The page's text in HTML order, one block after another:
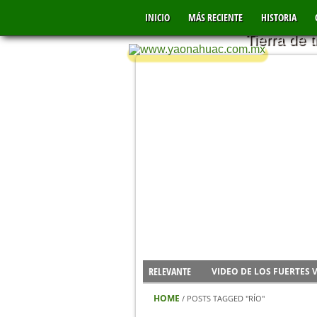
INICIO MÁS RECIENTE HISTORIA
MÉXICO
Tierra de
RELEVANTE
NUEVO CENTRO DE
IMÁGENES DE FERIA
HOME / POSTS TAGGED "RÍO"